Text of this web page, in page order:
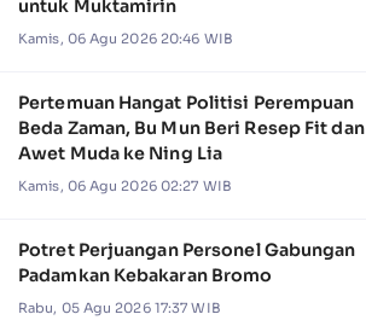
untuk Muktamirin
Kamis, 06 Agu 2026 20:46 WIB
Pertemuan Hangat Politisi Perempuan
Beda Zaman, Bu Mun Beri Resep Fit dan
Awet Muda ke Ning Lia
Kamis, 06 Agu 2026 02:27 WIB
Potret Perjuangan Personel Gabungan
Padamkan Kebakaran Bromo
Rabu, 05 Agu 2026 17:37 WIB